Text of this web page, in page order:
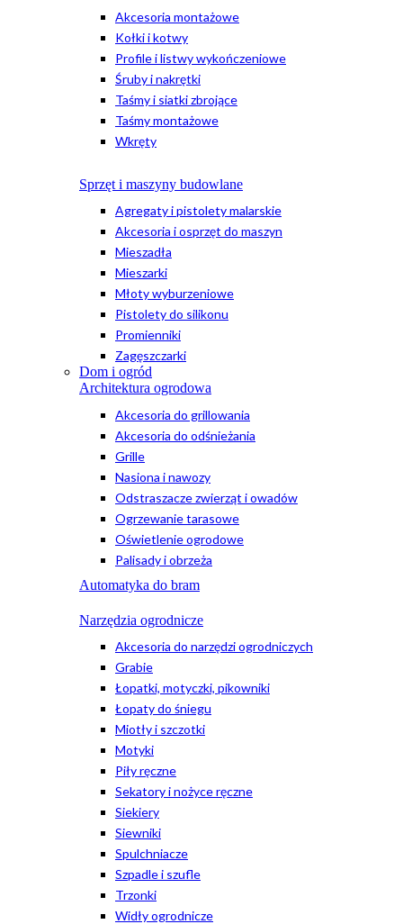
Akcesoria montażowe
Kołki i kotwy
Profile i listwy wykończeniowe
Śruby i nakrętki
Taśmy i siatki zbrojące
Taśmy montażowe
Wkręty
Sprzęt i maszyny budowlane
Agregaty i pistolety malarskie
Akcesoria i osprzęt do maszyn
Mieszadła
Mieszarki
Młoty wyburzeniowe
Pistolety do silikonu
Promienniki
Zagęszczarki
Dom i ogród
Architektura ogrodowa
Akcesoria do grillowania
Akcesoria do odśnieżania
Grille
Nasiona i nawozy
Odstraszacze zwierząt i owadów
Ogrzewanie tarasowe
Oświetlenie ogrodowe
Palisady i obrzeża
Automatyka do bram
Narzędzia ogrodnicze
Akcesoria do narzędzi ogrodniczych
Grabie
Łopatki, motyczki, pikowniki
Łopaty do śniegu
Miotły i szczotki
Motyki
Piły ręczne
Sekatory i nożyce ręczne
Siekiery
Siewniki
Spulchniacze
Szpadle i szufle
Trzonki
Widły ogrodnicze